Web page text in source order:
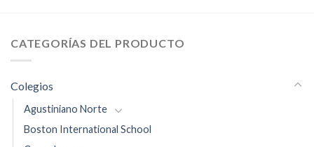
CATEGORÍAS DEL PRODUCTO
Colegios
Agustiniano Norte
Boston International School